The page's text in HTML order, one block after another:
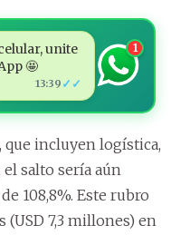
unite
🤩
13:39 ✓✓
1
incluyen logística,
salto sería aún
108,8%. Este rubro
(USD 7,3 millones) en